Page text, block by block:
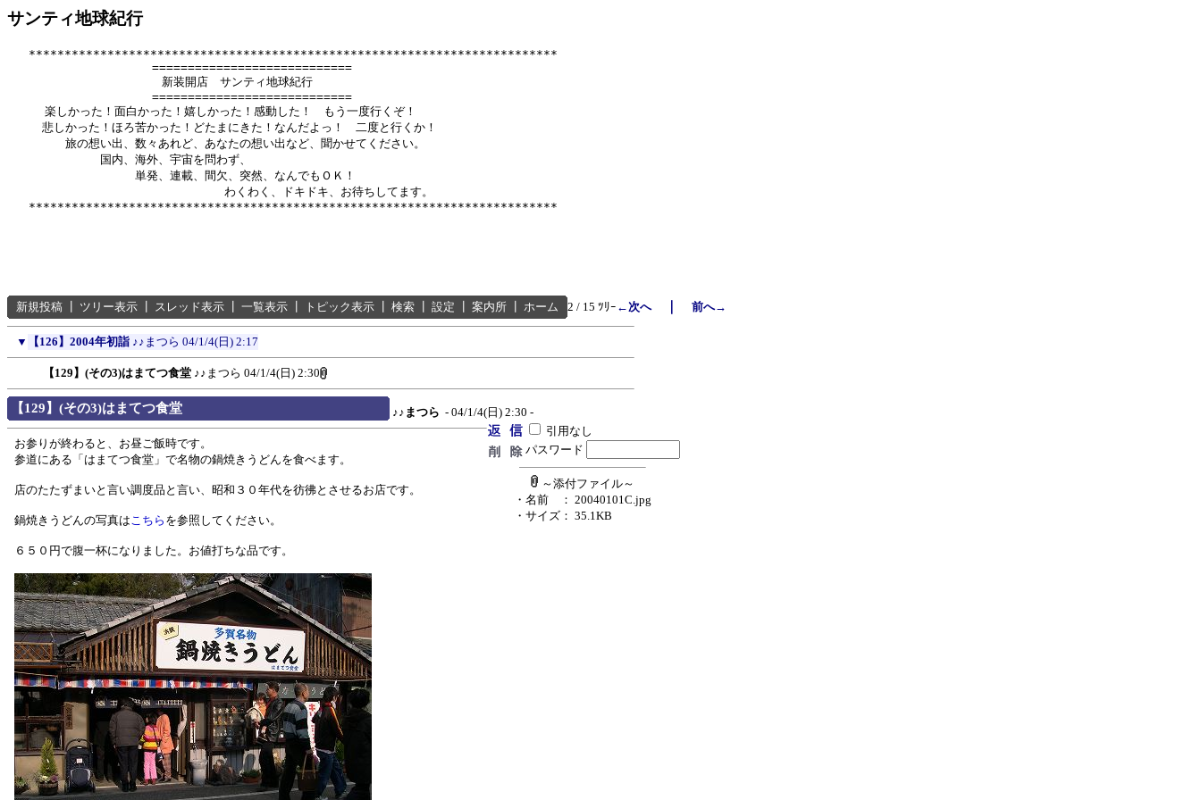
サンティ地球紀行
   **************************************************************************
          　　       ============================
              　      新装開店　サンティ地球紀行
          　　       ============================
楽しかった！面白かった！嬉しかった！感動した！　もう一度行くぞ！
悲しかった！ほろ苦かった！どたまにきた！なんだよっ！　二度と行くか！
旅の想い出、数々あれど、あなたの想い出など、聞かせてください。
国内、海外、宇宙を問わず、
単発、連載、間欠、突然、なんでもＯＫ！
わくわく、ドキドキ、お待ちしてます。
新規投稿 ツリー表示 スレッド表示 一覧表示 トピック表示 検索 設定 案内所 ホーム 2 / 15 ﾂﾘｰ ←次へ｜ 前へ→
▼ 【126】2004年初詣 ♪♪まつら 04/1/4(日) 2:17
【129】(その3)はまてつ食堂 ♪♪まつら 04/1/4(日) 2:30
【129】(その3)はまてつ食堂 ♪♪まつら - 04/1/4(日) 2:30 -
引用なし
パスワード
～添付ファイル～
・名前
： 20040101C.jpg
・サイズ ： 35.1KB
お参りが終わると、お昼ご飯時です。
参道にある「はまてつ食堂」で名物の鍋焼きうどんを食べます。
店のたたずまいと言い調度品と言い、昭和３０年代を彷彿とさせるお店です。
鍋焼きうどんの写真は こちら を参照してください。
６５０円で腹一杯になりました。お値打ちな品です。